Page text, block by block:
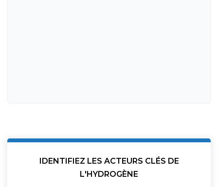
IDENTIFIEZ LES ACTEURS CLÉS DE
L'HYDROGÈNE